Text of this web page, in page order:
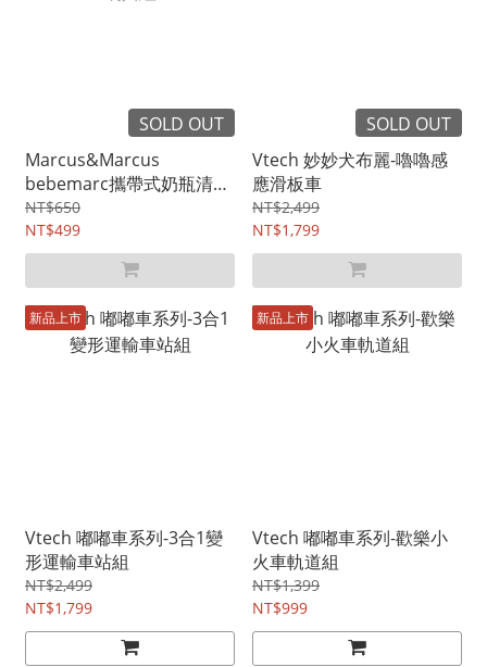
SOLD OUT
Marcus&Marcus
bebemarc攜帶式奶瓶清潔
刷具組
NT$650
NT$499
SOLD OUT
Vtech 妙妙犬布麗-嚕嚕感
應滑板車
NT$2,499
NT$1,799
新品上市
Vtech 嘟嘟車系列-3合1變
形運輸車站組
NT$2,499
NT$1,799
新品上市
Vtech 嘟嘟車系列-歡樂小
火車軌道組
NT$1,399
NT$999